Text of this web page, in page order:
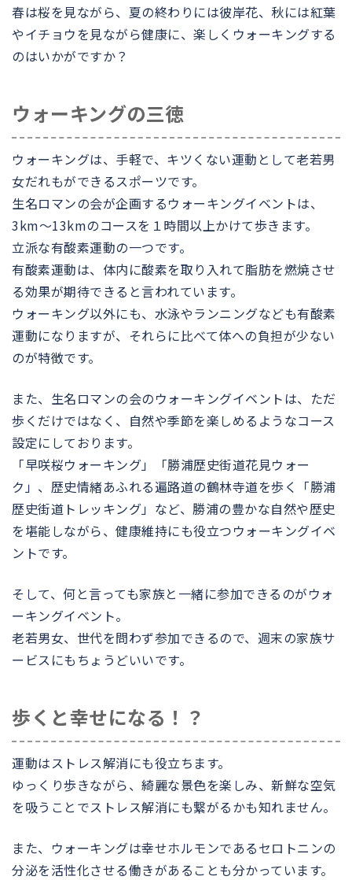
春は桜を見ながら、夏の終わりには彼岸花、秋には紅葉
やイチョウを見ながら健康に、楽しくウォーキングする
のはいかがですか？
ウォーキングの三徳
ウォーキングは、手軽で、キツくない運動として老若男
女だれもができるスポーツです。
生名ロマンの会が企画するウォーキングイベントは、
3km〜13kmのコースを１時間以上かけて歩きます。
立派な有酸素運動の一つです。
有酸素運動は、体内に酸素を取り入れて脂肪を燃焼させ
る効果が期待できると言われています。
ウォーキング以外にも、水泳やランニングなども有酸素
運動になりますが、それらに比べて体への負担が少ない
のが特徴です。
また、生名ロマンの会のウォーキングイベントは、ただ
歩くだけではなく、自然や季節を楽しめるようなコース
設定にしております。
「早咲桜ウォーキング」「勝浦歴史街道花見ウォー
ク」、歴史情緒あふれる遍路道の鶴林寺道を歩く「勝浦
歴史街道トレッキング」など、勝浦の豊かな自然や歴史
を堪能しながら、健康維持にも役立つウォーキングイベ
ントです。
そして、何と言っても家族と一緒に参加できるのがウォ
ーキングイベント。
老若男女、世代を問わず参加できるので、週末の家族サ
ービスにもちょうどいいです。
歩くと幸せになる！？
運動はストレス解消にも役立ちます。
ゆっくり歩きながら、綺麗な景色を楽しみ、新鮮な空気
を吸うことでストレス解消にも繋がるかも知れません。
また、ウォーキングは幸せホルモンであるセロトニンの
分泌を活性化させる働きがあることも分かっています。